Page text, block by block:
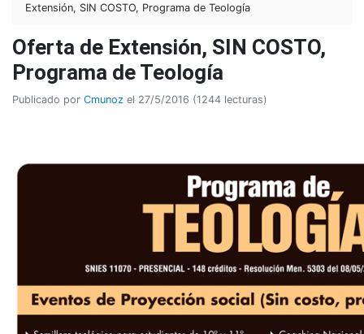
Extensión, SIN COSTO, Programa de Teología
Oferta de Extensión, SIN COSTO,
Programa de Teología
Publicado por Cmunoz el 27/5/2016 (1244 lecturas)